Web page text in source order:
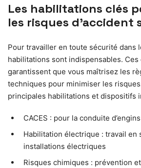
Les habilitations clés
les risques d’accident
Pour travailler en toute sécurité dans
habilitations sont indispensables.
garantissent que vous maîtrisez les
techniques pour minimiser les
principales habilitations et dispositifs
CACES : pour la conduite
Habilitation électrique : travail en
installations électriques
Risques chimiques : prévention